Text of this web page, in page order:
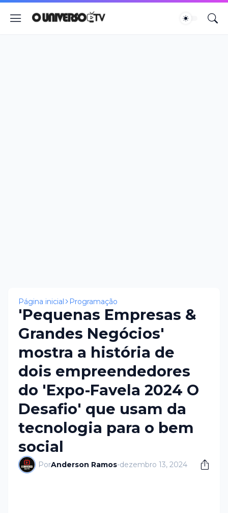
Página inicial Programação
'Pequenas Empresas &
Grandes Negócios'
mostra a história de
dois empreendedores
do 'Expo-Favela 2024 O
Desafio' que usam da
tecnologia para o bem
social
PorAnderson Ramos-dezembro 13, 2024